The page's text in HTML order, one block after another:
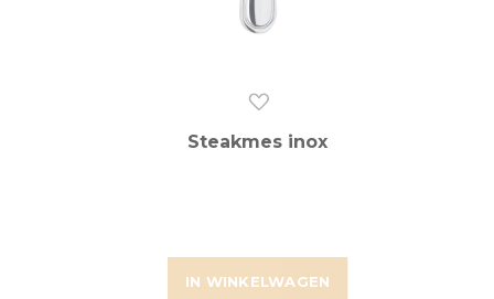
IN WINKELWAGEN
Steakmes inox